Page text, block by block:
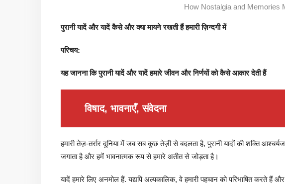
How Nostalgia and Memories
पुरानी यादें और यादें कैसे और क्या मायने रखती हैं हमारी ज़िन्दगी में
परिचय:
यह जानना कि पुरानी यादें और यादें हमारे जीवन और निर्णयों को कैसे आकार देती हैं
विषाद, भावनाएँ, संवेदना
हमारी तेज़-तर्रार दुनिया में जब सब कुछ तेज़ी से बदलता है, पुरानी यादों की शक्ति
जगाता है और हमें भावनात्मक रूप से हमारे अतीत से जोड़ता है।
यादें हमारे लिए अनमोल हैं. यद्यपि अल्पकालिक, वे हमारी पहचान को परिभाषित करते